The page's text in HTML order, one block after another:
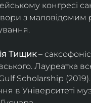
конгресі
з
Тищик –
Лауреатка
Scholarship
в Університеті